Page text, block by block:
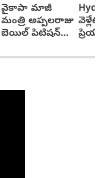
వైకాపా మాజీ
మంత్రి అప్పలరాజు
బెయిల్ పిటిషన్‌